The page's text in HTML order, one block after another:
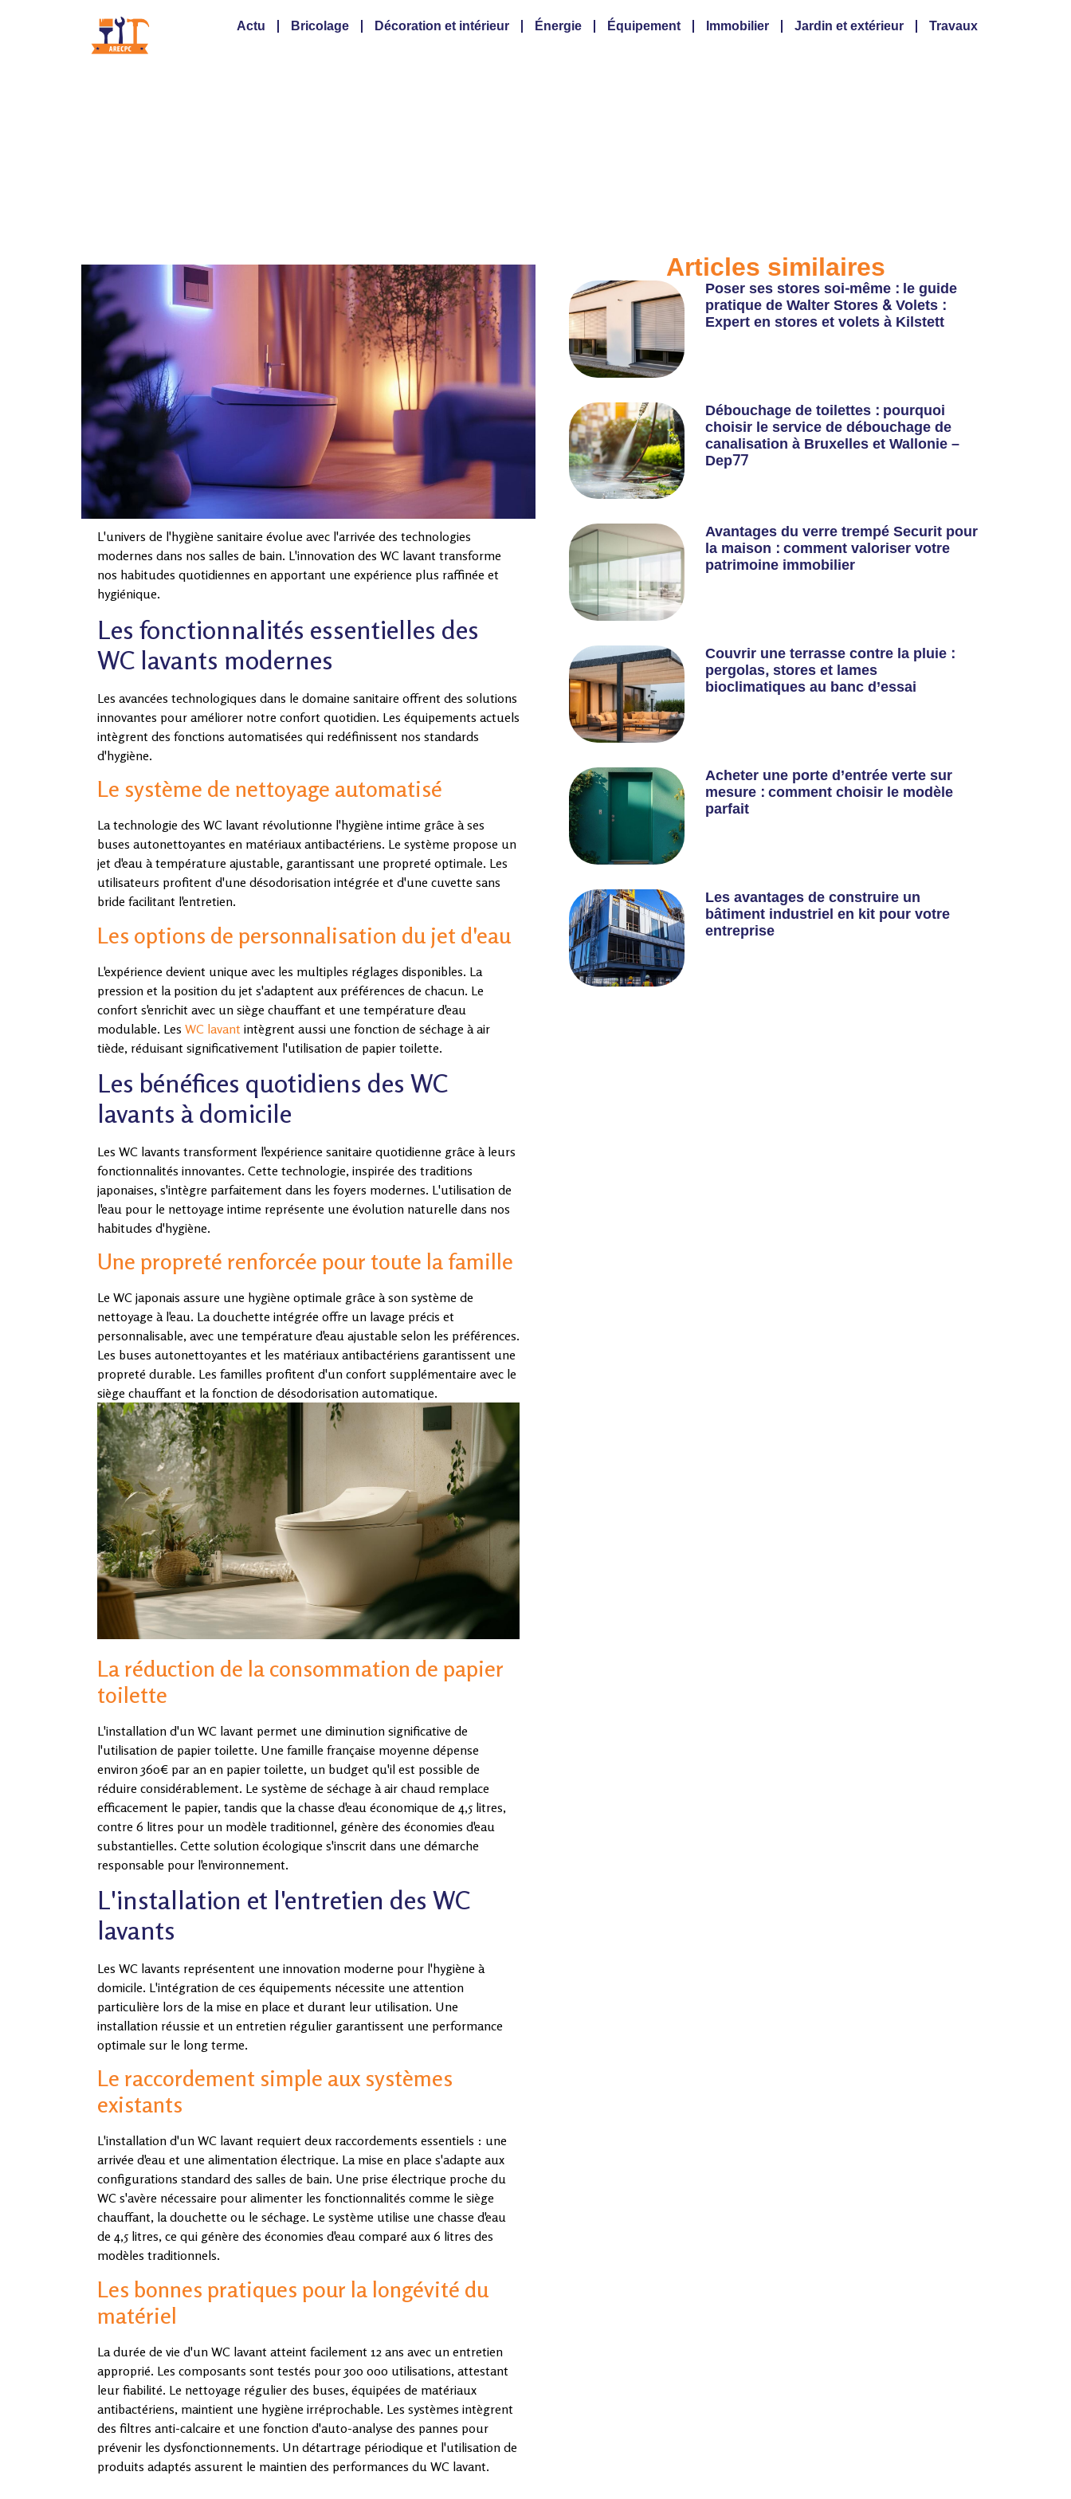
Actu Bricolage Décoration et intérieur Énergie Équipement Immobilier Jardin et extérieur Travaux
L'univers de l'hygiène sanitaire évolue avec l'arrivée des technologies
modernes dans nos salles de bain. L'innovation des WC lavant transforme
nos habitudes quotidiennes en apportant une expérience plus raffinée et
hygiénique.
Les fonctionnalités essentielles des
WC lavants modernes
Les avancées technologiques dans le domaine sanitaire offrent des solutions
innovantes pour améliorer notre confort quotidien. Les équipements actuels
intègrent des fonctions automatisées qui redéfinissent nos standards
d'hygiène.
Le système de nettoyage automatisé
La technologie des WC lavant révolutionne l'hygiène intime grâce à ses
buses autonettoyantes en matériaux antibactériens. Le système propose un
jet d'eau à température ajustable, garantissant une propreté optimale. Les
utilisateurs profitent d'une désodorisation intégrée et d'une cuvette sans
bride facilitant l'entretien.
Les options de personnalisation du jet d'eau
L'expérience devient unique avec les multiples réglages disponibles. La
pression et la position du jet s'adaptent aux préférences de chacun. Le
confort s'enrichit avec un siège chauffant et une température d'eau
modulable. Les WC lavant intègrent aussi une fonction de séchage à air
tiède, réduisant significativement l'utilisation de papier toilette.
Les bénéfices quotidiens des WC
lavants à domicile
Les WC lavants transforment l'expérience sanitaire quotidienne grâce à leurs
fonctionnalités innovantes. Cette technologie, inspirée des traditions
japonaises, s'intègre parfaitement dans les foyers modernes. L'utilisation de
l'eau pour le nettoyage intime représente une évolution naturelle dans nos
habitudes d'hygiène.
Une propreté renforcée pour toute la famille
Le WC japonais assure une hygiène optimale grâce à son système de
nettoyage à l'eau. La douchette intégrée offre un lavage précis et
personnalisable, avec une température d'eau ajustable selon les préférences.
Les buses autonettoyantes et les matériaux antibactériens garantissent une
propreté durable. Les familles profitent d'un confort supplémentaire avec le
siège chauffant et la fonction de désodorisation automatique.
La réduction de la consommation de papier
toilette
L'installation d'un WC lavant permet une diminution significative de
l'utilisation de papier toilette. Une famille française moyenne dépense
environ 360€ par an en papier toilette, un budget qu'il est possible de
réduire considérablement. Le système de séchage à air chaud remplace
efficacement le papier, tandis que la chasse d'eau économique de 4,5 litres,
contre 6 litres pour un modèle traditionnel, génère des économies d'eau
substantielles. Cette solution écologique s'inscrit dans une démarche
responsable pour l'environnement.
L'installation et l'entretien des WC
lavants
Les WC lavants représentent une innovation moderne pour l'hygiène à
domicile. L'intégration de ces équipements nécessite une attention
particulière lors de la mise en place et durant leur utilisation. Une
installation réussie et un entretien régulier garantissent une performance
optimale sur le long terme.
Le raccordement simple aux systèmes
existants
L'installation d'un WC lavant requiert deux raccordements essentiels : une
arrivée d'eau et une alimentation électrique. La mise en place s'adapte aux
configurations standard des salles de bain. Une prise électrique proche du
WC s'avère nécessaire pour alimenter les fonctionnalités comme le siège
chauffant, la douchette ou le séchage. Le système utilise une chasse d'eau
de 4,5 litres, ce qui génère des économies d'eau comparé aux 6 litres des
modèles traditionnels.
Les bonnes pratiques pour la longévité du
matériel
La durée de vie d'un WC lavant atteint facilement 12 ans avec un entretien
approprié. Les composants sont testés pour 300 000 utilisations, attestant
leur fiabilité. Le nettoyage régulier des buses, équipées de matériaux
antibactériens, maintient une hygiène irréprochable. Les systèmes intègrent
des filtres anti-calcaire et une fonction d'auto-analyse des pannes pour
prévenir les dysfonctionnements. Un détartrage périodique et l'utilisation de
produits adaptés assurent le maintien des performances du WC lavant.
Articles similaires
Poser ses stores soi-même : le guide
pratique de Walter Stores & Volets :
Expert en stores et volets à Kilstett
Débouchage de toilettes : pourquoi
choisir le service de débouchage de
canalisation à Bruxelles et Wallonie –
Dep77
Avantages du verre trempé Securit pour
la maison : comment valoriser votre
patrimoine immobilier
Couvrir une terrasse contre la pluie :
pergolas, stores et lames
bioclimatiques au banc d’essai
Acheter une porte d’entrée verte sur
mesure : comment choisir le modèle
parfait
Les avantages de construire un
bâtiment industriel en kit pour votre
entreprise